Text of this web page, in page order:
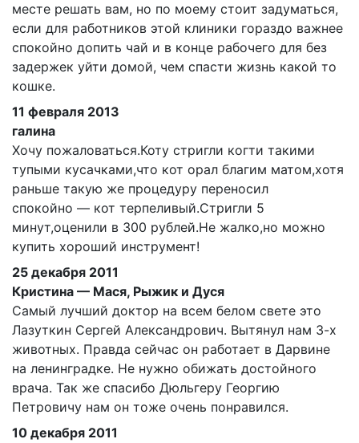
месте решать вам, но по моему стоит задуматься,
если для работников этой клиники гораздо важнее
спокойно допить чай и в конце рабочего для без
задержек уйти домой, чем спасти жизнь какой то
кошке.
11 февраля 2013
галина
Хочу пожаловаться.Коту стригли когти такими
тупыми кусачками,что кот орал благим матом,хотя
раньше такую же процедуру переносил
спокойно — кот терпеливый.Стригли 5
минут,оценили в 300 рублей.Не жалко,но можно
купить хороший инструмент!
25 декабря 2011
Кристина — Мася, Рыжик и Дуся
Самый лучший доктор на всем белом свете это
Лазуткин Сергей Александрович. Вытянул нам 3-х
животных. Правда сейчас он работает в Дарвине
на ленинградке. Не нужно обижать достойного
врача. Так же спасибо Дюльгеру Георгию
Петровичу нам он тоже очень понравился.
10 декабря 2011